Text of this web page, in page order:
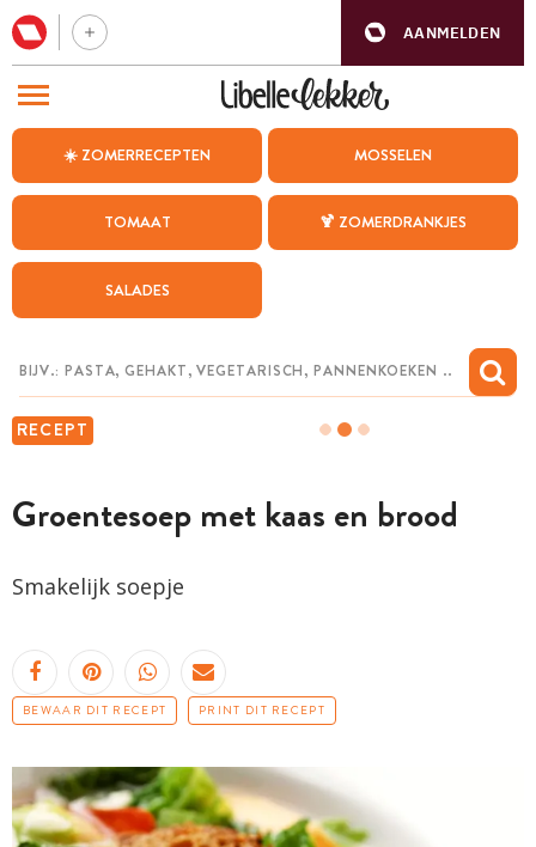
AANMELDEN
☀️ ZOMERRECEPTEN MOSSELEN
TOMAAT 🍹 ZOMERDRANKJES
SALADES
RECEPT
Groentesoep met kaas en brood
Smakelijk soepje
BEWAAR DIT RECEPT PRINT DIT RECEPT
BEZOEK ONZE ANDERE WEBSITES
WEEKMENU
CHAT MET MAIA
MIJN BEWAARDE RECEPTEN